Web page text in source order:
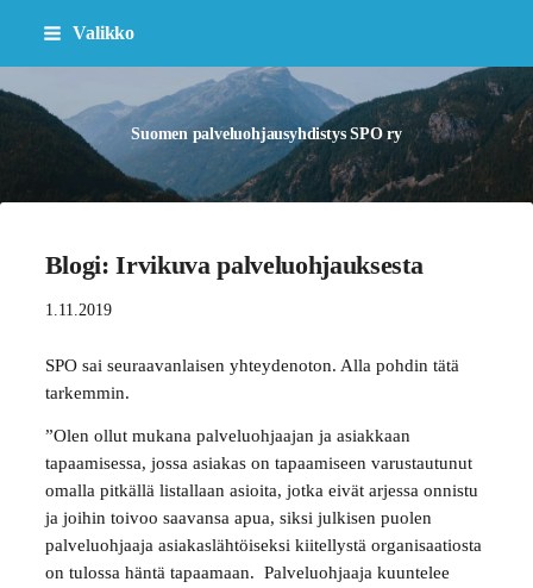
Siirry
Valikko
Suomen palveluohjausyhdistys SPO ry
Blogi: Irvikuva palveluohjauksesta
1.11.2019
SPO sai seuraavanlaisen yhteydenoton. Alla pohdin tätä
tarkemmin.
”Olen ollut mukana palveluohjaajan ja asiakkaan
tapaamisessa, jossa asiakas on tapaamiseen varustautunut
omalla pitkällä listallaan asioita, jotka eivät arjessa onnistu
ja joihin toivoo saavansa apua, siksi julkisen puolen
palveluohjaaja asiakaslähtöiseksi kiitellystä organisaatiosta
on tulossa häntä tapaamaan. Palveluohjaaja kuuntelee